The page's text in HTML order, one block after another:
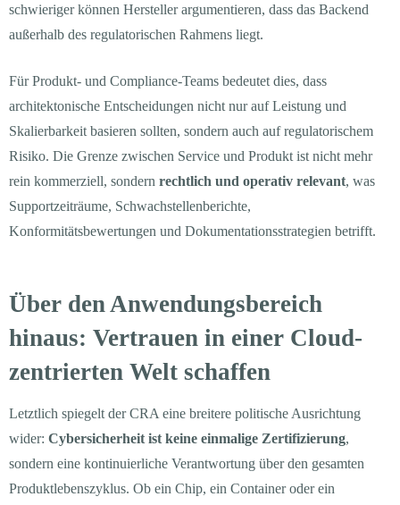
schwieriger können Hersteller argumentieren, dass das Backend
außerhalb des regulatorischen Rahmens liegt.
Für Produkt- und Compliance-Teams bedeutet dies, dass
architektonische Entscheidungen nicht nur auf Leistung und
Skalierbarkeit basieren sollten, sondern auch auf regulatorischem
Risiko. Die Grenze zwischen Service und Produkt ist nicht mehr
rein kommerziell, sondern rechtlich und operativ relevant, was
Supportzeiträume, Schwachstellenberichte,
Konformitätsbewertungen und Dokumentationsstrategien betrifft.
Über den Anwendungsbereich
hinaus: Vertrauen in einer Cloud-
zentrierten Welt schaffen
Letztlich spiegelt der CRA eine breitere politische Ausrichtung
wider: Cybersicherheit ist keine einmalige Zertifizierung,
sondern eine kontinuierliche Verantwortung über den gesamten
Produktlebenszyklus. Ob ein Chip, ein Container oder ein